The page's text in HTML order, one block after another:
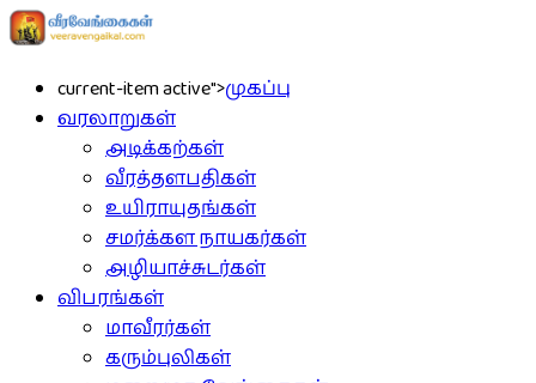
current-item active">முகப்பு
வரலாறுகள்
அடிக்கற்கள்
வீரத்தளபதிகள்
உயிராயுதங்கள்
சமர்க்கள நாயகர்கள்
அழியாச்சுடர்கள்
விபரங்கள்
மாவீரர்கள்
கரும்புலிகள்